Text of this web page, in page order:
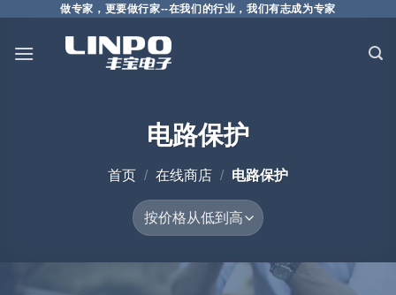
做专家，更要做行家--在我们的行业，我们有志成为专家
电路保护
首页 / 在线商店 / 电路保护